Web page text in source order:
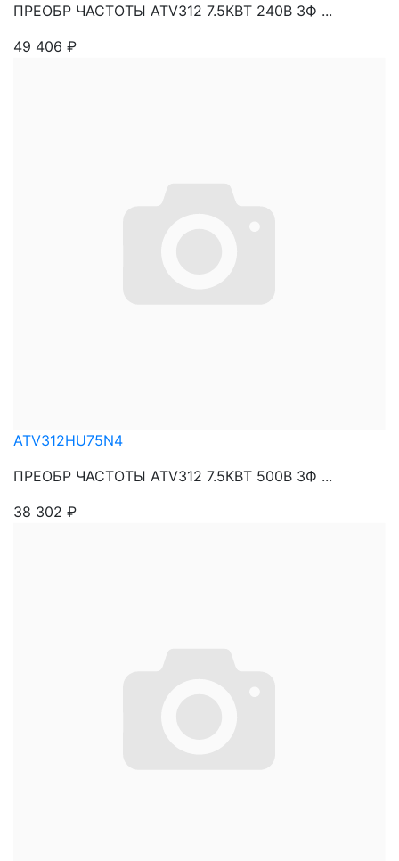
ПРЕОБР ЧАСТОТЫ ATV312 7.5КВТ 240В 3Ф ...
49 406 ₽
ATV312HU75N4
ПРЕОБР ЧАСТОТЫ ATV312 7.5КВТ 500В 3Ф ...
38 302 ₽